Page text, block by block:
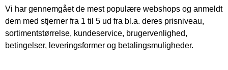
Vi har gennemgået de mest populære webshops og anmeldt
dem med stjerner fra 1 til 5 ud fra bl.a. deres prisniveau,
sortimentstørrelse, kundeservice, brugervenlighed,
betingelser, leveringsformer og betalingsmuligheder.